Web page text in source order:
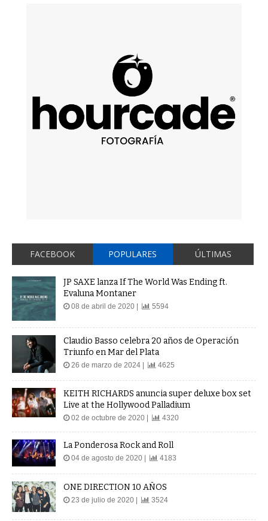
FACEBOOK POPULARES ÚLTIMAS
JP SAXE lanza If The World Was Ending ft.
Evaluna Montaner
08 de abril de 2020 | 5594
Claudio Basso celebra 20 años de Operación
Triunfo en Mar del Plata
26 de marzo de 2024 | 4625
KEITH RICHARDS anuncia super deluxe box set
Live at the Hollywood Palladium
02 de octubre de 2020 | 4320
La Ponderosa Rock and Roll
04 de agosto de 2020 | 4183
ONE DIRECTION 10 AÑOS
23 de julio de 2020 | 3524